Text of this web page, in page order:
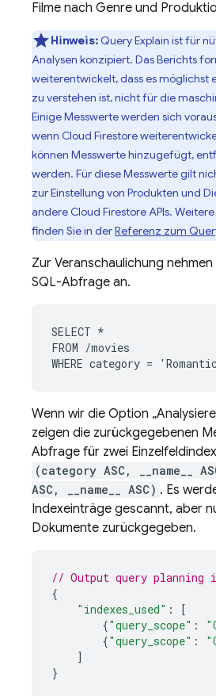
Filme nach Genre und
Hinweis:Query Explain ist für
Analysen konzipiert. Das Berichts
weiterentwickelt, dass es möglichst
zu verstehen ist, nicht für die
Einige Messwerte werden sich
wenn Cloud Firestore
können Messwerte hinzugefügt,
werden. Für diese Messwerte gilt
zur Einstellung von Produkten und
andere Cloud FirestoreAPIs.
finden Sie in derReferenz zum
Zur Veranschaulichung
SQL-Abfrage an.
SELECT *
FROM /movies
WHERE category =
Wenn wir die Option
zeigen die zurückgegebenen
Abfrage für zwei
(category ASC, __name__
ASC, __name__ ASC) . Es
Indexeinträge gescannt, aber
Dokumente zurückgegeben.
// Output query planning
{
"indexes_used" :
[
{"query_scope" :
{"query_scope" :
]
}